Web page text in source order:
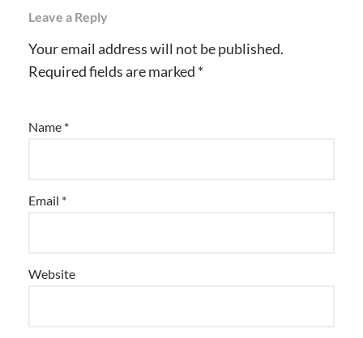
Leave a Reply
Your email address will not be published.
Required fields are marked *
Name *
Email *
Website